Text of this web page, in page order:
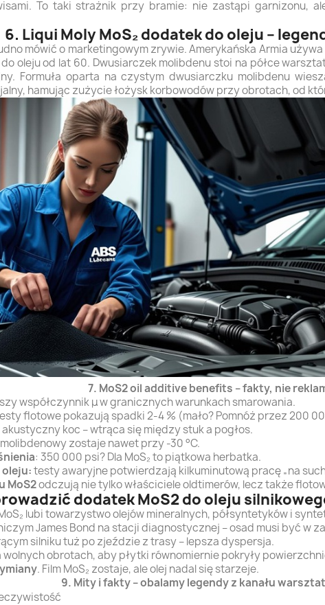
To taki strażnik przy bramie: nie zastąpi garnizonu,
6. Liqui Moly MoS₂ dodatek do oleju –
mówić o marketingowym zrywie. Amerykańska Armia
oleju od lat 60. Dwusiarczek molibdenu stoi na półce
Formuła oparta na czystym dwusiarczku molibdenu
hamując zużycie łożysk korbowodów przy obrotach, od
7. MoS2 oil additive benefits – fakty, nie
współczynnik μ w granicznych warunkach smarowania.
flotowe pokazują spadki 2-4 % (mało? Pomnóż przez 200
akustyczny koc – wtrąca się między stuk a pogłos.
zostaje nawet przy -30 °C.
: 350 000 psi? Dla MoS₂ to piątkowa herbatka.
oleju:testy awaryjne potwierdzają kilkuminutową pracę „na
MoS2odczują nie tylko właściciele oldtimerów, lecz także
dodatek MoS2 do oleju
lubi towarzystwo olejów mineralnych, półsyntetyków i
James Bond na stacji diagnostycznej – osad musi być w
silniku tuż po zjeździe z trasy – lepsza dyspersja.
wolnych obrotach, aby płytki równomiernie pokryły
. Film MoS₂ zostaje, ale olej nadal się starzeje.
9. Mity i fakty – obalamy legendy z kanału